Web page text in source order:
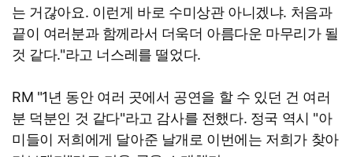
는 거갆아요. 이런게 바로 수미상관 아니겠냐. 처음과
끝이 여러분과 함께라서 더욱더 아름다운 마무리가 될
것 같다."라고 너스레를 떨었다.
RM "1년 동안 여러 곳에서 공연을 할 수 있던 건 여러
분 덕분인 것 같다"라고 감사를 전했다. 정국 역시 "아
미들이 저희에게 달아준 날개로 이번에는 저희가 찾아